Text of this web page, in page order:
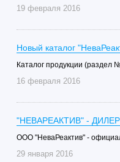
19 февраля 2016
Новый каталог
Каталог продукции (раздел
16 февраля 2016
"НЕВАРЕАКТИВ" -
ООО "НеваРеактив" -
29 января 2016